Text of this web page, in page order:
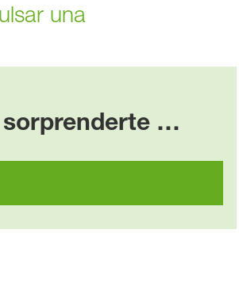
una
sorprenderte …